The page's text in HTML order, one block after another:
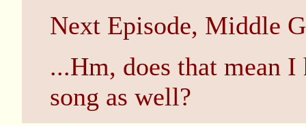
Next Episode, Middle
...Hm, does that mean
song as well?